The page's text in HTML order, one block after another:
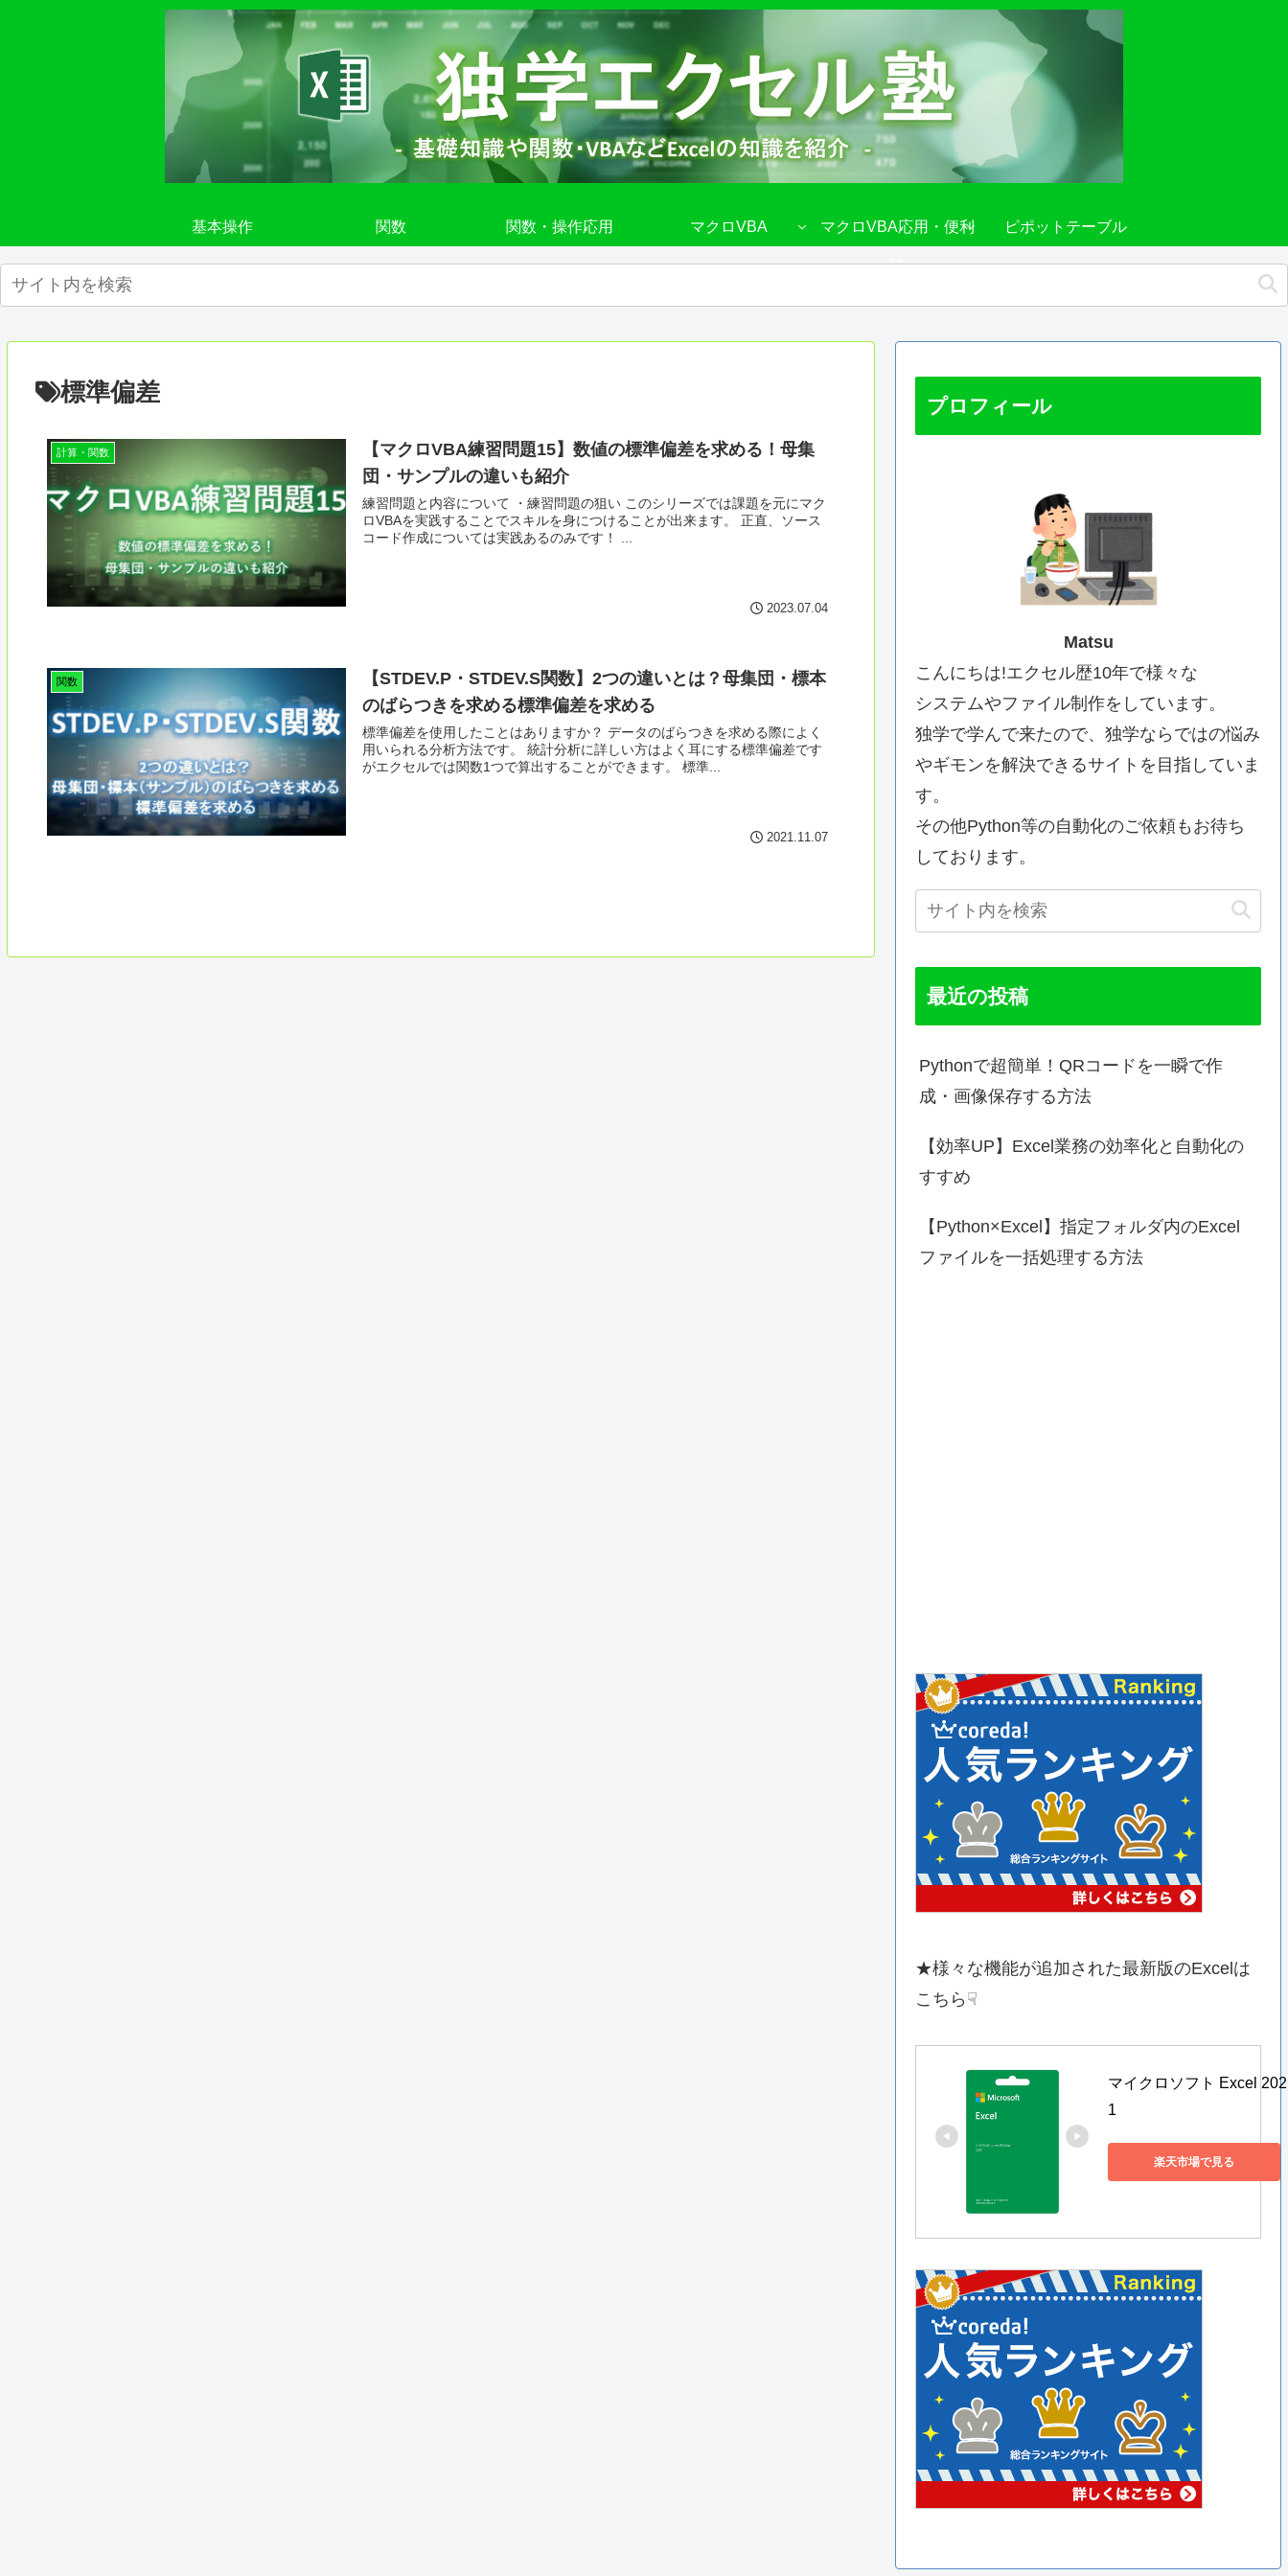
基本操作 関数 関数・操作応用 マクロVBA マクロVBA応用・便利
技
ピポットテーブル
標準偏差
計算・関数
【マクロVBA練習問題15】数値の標準偏差を求める！母集
団・サンプルの違いも紹介
練習問題と内容について ・練習問題の狙い このシリーズでは課題を元にマク
ロVBAを実践することでスキルを身につけることが出来ます。 正直、ソース
コード作成については実践あるのみです！ ...
2023.07.04
関数
【STDEV.P・STDEV.S関数】2つの違いとは？母集団・標本
のばらつきを求める標準偏差を求める
標準偏差を使用したことはありますか？ データのばらつきを求める際によく
用いられる分析方法です。 統計分析に詳しい方はよく耳にする標準偏差です
がエクセルでは関数1つで算出することができます。 標準...
2021.11.07
プロフィール
Matsu
こんにちは!エクセル歴10年で様々な
システムやファイル制作をしています。
独学で学んで来たので、独学ならではの悩み
やギモンを解決できるサイトを目指していま
す。
その他Python等の自動化のご依頼もお待ち
しております。
最近の投稿
Pythonで超簡単！QRコードを一瞬で作
成・画像保存する方法
【効率UP】Excel業務の効率化と自動化の
すすめ
【Python×Excel】指定フォルダ内のExcel
ファイルを一括処理する方法
★様々な機能が追加された最新版のExcelは
こちら☟
マイクロソフト Excel 202
1
楽天市場で見る